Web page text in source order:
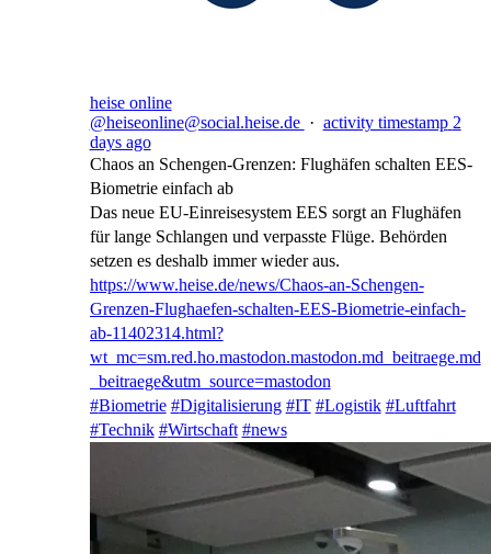
heise online
@heiseonline@social.heise.de · activity timestamp 2
days ago
Chaos an Schengen-Grenzen: Flughäfen schalten EES-
Biometrie einfach ab
Das neue EU-Einreisesystem EES sorgt an Flughäfen
für lange Schlangen und verpasste Flüge. Behörden
setzen es deshalb immer wieder aus.
https://www.heise.de/news/Chaos-an-Schengen-
Grenzen-Flughaefen-schalten-EES-Biometrie-einfach-
ab-11402314.html?
wt_mc=sm.red.ho.mastodon.mastodon.md_beitraege.md
_beitraege&utm_source=mastodon
#Biometrie #Digitalisierung #IT #Logistik #Luftfahrt
#Technik #Wirtschaft #news